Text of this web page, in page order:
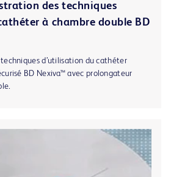
des techniques
à chambre double BD
d’utilisation du cathéter
BD Nexiva™ avec prolongateur